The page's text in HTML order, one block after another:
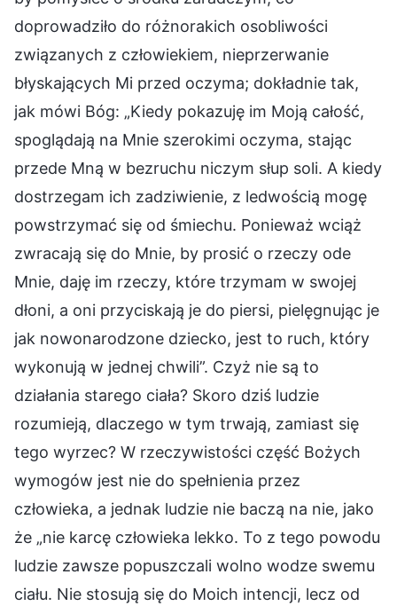
doprowadziło do różnorakich osobliwości
związanych z człowiekiem, nieprzerwanie
błyskających Mi przed oczyma; dokładnie tak,
jak mówi Bóg: „Kiedy pokazuję im Moją całość,
spoglądają na Mnie szerokimi oczyma, stając
przede Mną w bezruchu niczym słup soli. A kiedy
dostrzegam ich zadziwienie, z ledwością mogę
powstrzymać się od śmiechu. Ponieważ wciąż
zwracają się do Mnie, by prosić o rzeczy ode
Mnie, daję im rzeczy, które trzymam w swojej
dłoni, a oni przyciskają je do piersi, pielęgnując je
jak nowonarodzone dziecko, jest to ruch, który
wykonują w jednej chwili”. Czyż nie są to
działania starego ciała? Skoro dziś ludzie
rozumieją, dlaczego w tym trwają, zamiast się
tego wyrzec? W rzeczywistości część Bożych
wymogów jest nie do spełnienia przez
człowieka, a jednak ludzie nie baczą na nie, jako
że „nie karcę człowieka lekko. To z tego powodu
ludzie zawsze popuszczali wolno wodze swemu
ciału. Nie stosują się do Moich intencji, lecz od